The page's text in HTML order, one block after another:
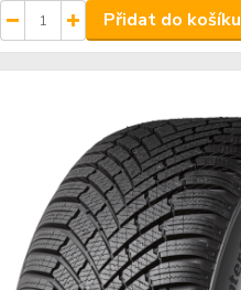
Přidat do košíku